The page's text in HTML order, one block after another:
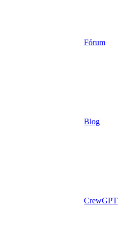
Fórum
Blog
CrewGPT